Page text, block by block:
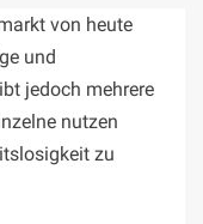
von heute
und
jedoch mehrere
nutzen
zu